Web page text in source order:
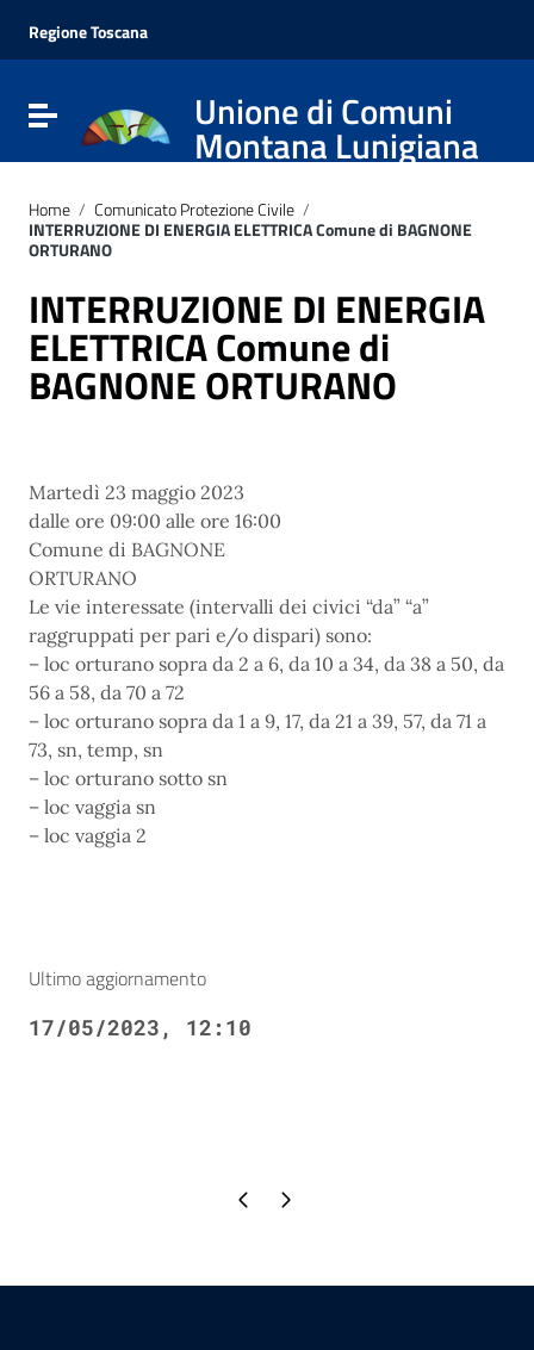
Vai al menu di navigazione
Vai al footer
Regione Toscana
Attiva / disattiva la navigazioneUnione di Comuni
Montana Lunigiana
Home / Comunicato Protezione Civile /
INTERRUZIONE DI ENERGIA ELETTRICA Comune di BAGNONE
ORTURANO
INTERRUZIONE DI ENERGIA
ELETTRICA Comune di
BAGNONE ORTURANO
Martedì 23 maggio 2023
dalle ore 09:00 alle ore 16:00
Comune di BAGNONE
ORTURANO
Le vie interessate (intervalli dei civici “da” “a”
raggruppati per pari e/o dispari) sono:
– loc orturano sopra da 2 a 6, da 10 a 34, da 38 a 50, da
56 a 58, da 70 a 72
– loc orturano sopra da 1 a 9, 17, da 21 a 39, 57, da 71 a
73, sn, temp, sn
– loc orturano sotto sn
– loc vaggia sn
– loc vaggia 2
Ultimo aggiornamento
17/05/2023, 12:10
Pagina precedente
Pagina successiva